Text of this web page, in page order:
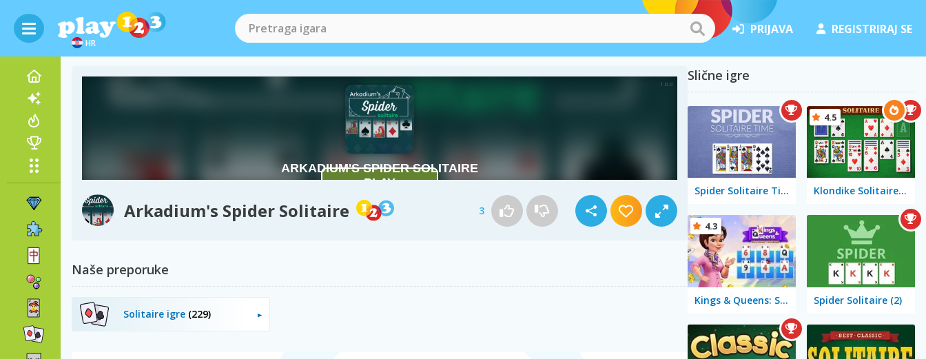
HR
PRIJAVA REGISTRIRAJ SE
Arkadium's Spider Solitaire 3
Naše preporuke
Solitaire igre (229)
Slične igre
Spider Solitaire Time Klondike Solitaire Big
4.5
Kings & Queens: Solitaire Tripeaks
4.3
Spider Solitaire (2)